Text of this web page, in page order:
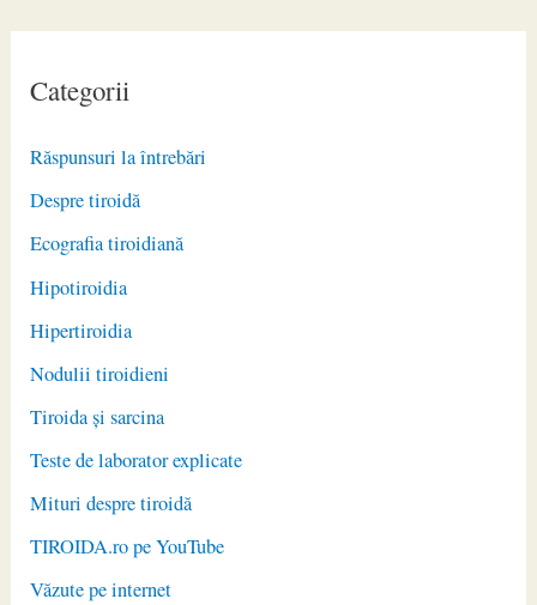
Categorii
Răspunsuri la întrebări
Despre tiroidă
Ecografia tiroidiană
Hipotiroidia
Hipertiroidia
Nodulii tiroidieni
Tiroida și sarcina
Teste de laborator explicate
Mituri despre tiroidă
TIROIDA.ro pe YouTube
Văzute pe internet